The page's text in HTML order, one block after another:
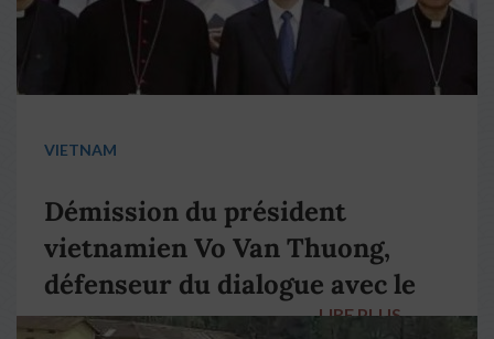
VIETNAM
Démission du président
vietnamien Vo Van Thuong,
défenseur du dialogue avec le
pape François
LIRE PLUS →